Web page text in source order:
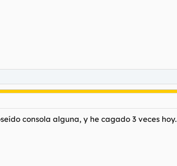
consola alguna, y he cagado 3 veces hoy.